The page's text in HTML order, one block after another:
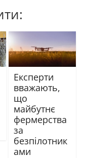
Експерти
вважають,
що
майбутнє
фермерства
за
безпілотник
ами